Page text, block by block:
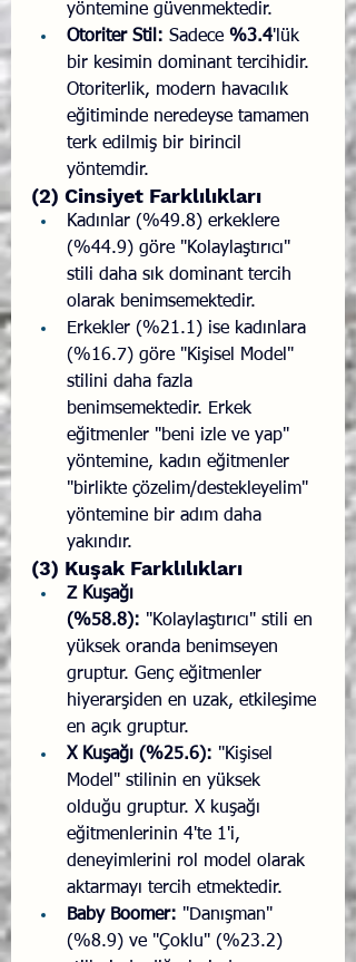
yöntemine güvenmektedir.
Otoriter Stil: Sadece %3.4'lük
bir kesimin dominant tercihidir.
Otoriterlik, modern havacılık
eğitiminde neredeyse tamamen
terk edilmiş bir birincil
yöntemdir.
(2) Cinsiyet Farklılıkları
Kadınlar (%49.8) erkeklere
(%44.9) göre "Kolaylaştırıcı"
stili daha sık dominant tercih
olarak benimsemektedir.
Erkekler (%21.1) ise kadınlara
(%16.7) göre "Kişisel Model"
stilini daha fazla
benimsemektedir. Erkek
eğitmenler "beni izle ve yap"
yöntemine, kadın eğitmenler
"birlikte çözelim/destekleyelim"
yöntemine bir adım daha
yakındır.
(3) Kuşak Farklılıkları
Z Kuşağı
(%58.8): "Kolaylaştırıcı" stili en
yüksek oranda benimseyen
gruptur. Genç eğitmenler
hiyerarşiden en uzak, etkileşime
en açık gruptur.
X Kuşağı (%25.6): "Kişisel
Model" stilinin en yüksek
olduğu gruptur. X kuşağı
eğitmenlerinin 4'te 1'i,
deneyimlerini rol model olarak
aktarmayı tercih etmektedir.
Baby Boomer: "Danışman"
(%8.9) ve "Çoklu" (%23.2)